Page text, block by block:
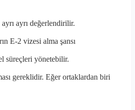
ayrı değerlendirilir.
E-2 vizesi alma şansı
süreçleri yönetebilir.
gereklidir. Eğer ortaklardan biri